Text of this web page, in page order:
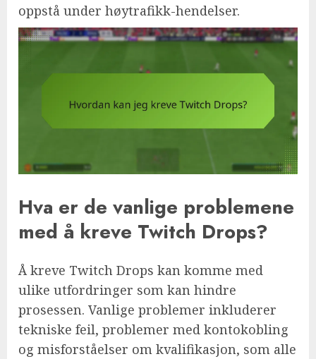
oppstå under høytrafikk-hendelser.
Hva er de vanlige problemene
med å kreve Twitch Drops?
Å kreve Twitch Drops kan komme med
ulike utfordringer som kan hindre
prosessen. Vanlige problemer inkluderer
tekniske feil, problemer med kontokobling
og misforståelser om kvalifikasjon, som alle